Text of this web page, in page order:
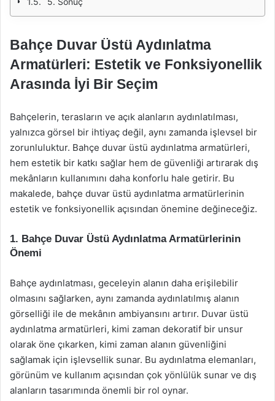
Bahçe Duvar Üstü Aydınlatma
Armatürleri: Estetik ve Fonksiyonellik
Arasında İyi Bir Seçim
Bahçelerin, terasların ve açık alanların aydınlatılması,
yalnızca görsel bir ihtiyaç değil, aynı zamanda işlevsel bir
zorunluluktur. Bahçe duvar üstü aydınlatma armatürleri,
hem estetik bir katkı sağlar hem de güvenliği artırarak dış
mekânların kullanımını daha konforlu hale getirir. Bu
makalede, bahçe duvar üstü aydınlatma armatürlerinin
estetik ve fonksiyonellik açısından önemine değineceğiz.
1. Bahçe Duvar Üstü Aydınlatma Armatürlerinin
Önemi
Bahçe aydınlatması, geceleyin alanın daha erişilebilir
olmasını sağlarken, aynı zamanda aydınlatılmış alanın
görselliği ile de mekânın ambiyansını artırır. Duvar üstü
aydınlatma armatürleri, kimi zaman dekoratif bir unsur
olarak öne çıkarken, kimi zaman alanın güvenliğini
sağlamak için işlevsellik sunar. Bu aydınlatma elemanları,
görünüm ve kullanım açısından çok yönlülük sunar ve dış
alanların tasarımında önemli bir rol oynar.